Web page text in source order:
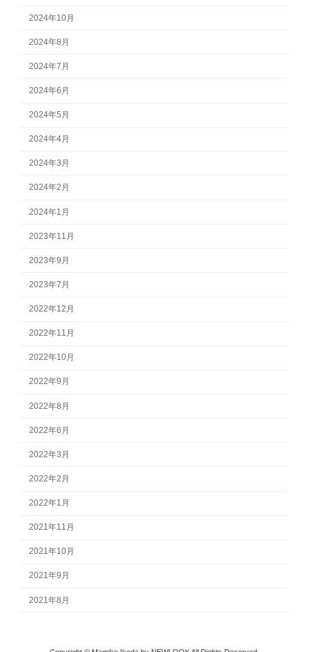
2024年10月
2024年8月
2024年7月
2024年6月
2024年5月
2024年4月
2024年3月
2024年2月
2024年1月
2023年11月
2023年9月
2023年7月
2022年12月
2022年11月
2022年10月
2022年9月
2022年8月
2022年6月
2022年3月
2022年2月
2022年1月
2021年11月
2021年10月
2021年9月
2021年8月